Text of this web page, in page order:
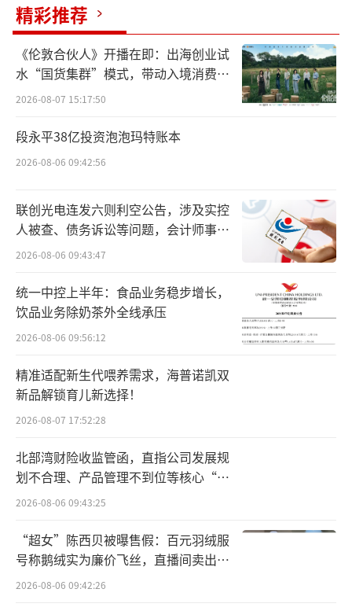
毋庸置疑，立讯精密的故事是以王来春的
视角展开的，我们此前在《又诞生一位千亿女
富豪》中曾详细描述了她从富士康打工妹，一
路走到“果链”女王的历程，甚至近两年的去
程中的坚韧、聪明与果断，让人印象深刻。
的叙事重点放在王来春本人身上，但出身潮汕
地区的她，骨子里依旧有那种以宗族纽带、同
乡情义为核心的情愫。
比如，一路陪王来春创业的还有她的哥
哥，立讯精密的另一位实控人——王来胜。
与有着丰富产业一线经验的王来春不同，
王来胜更熟悉商业化、市场与资本运作。所以
在创业过程中，兄妹分工清晰、配合默契，王
耕产业一线，王来胜负责资本运作、供应链统
筹与内部管理，辅以家族成员后勤配套支撑，
经过二十多年的发展，如今其家族已经从
一个上市公司裂变为一个横跨多个平台的精密
精彩推荐
《伦敦合伙人》开播在即：出海创业试
水“国货集群”模式，带动入境消费反
向种草
2026-08-07 15:17:50
段永平38亿投资泡泡玛特账本
2026-08-06 09:42:56
联创光电连发六则利空公告，涉及实控
人被查、债务诉讼等问题，会计师事务
所曾出具“保留意见”
2026-08-06 09:43:47
统一中控上半年：食品业务稳步增长，
饮品业务除奶茶外全线承压
2026-08-06 09:56:12
精准适配新生代喂养需求，海普诺凯双
新品解锁育儿新选择！
2026-08-07 17:52:28
北部湾财险收监管函，直指公司发展规
划不合理、产品管理不到位等核心“痛
点”
2026-08-06 09:43:25
“超女”陈西贝被曝售假：百元羽绒服
号称鹅绒实为廉价飞丝，直播间卖出超
百万元
2026-08-06 09:42:26